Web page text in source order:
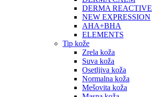
DERMA REACTIVE
NEW EXPRESSION
AHA+BHA
ELEMENTS
Tip kože
Zrela koža
Suva koža
Osetljiva koža
Normalna koža
Mešovita koža